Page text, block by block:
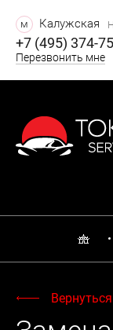
м Калужская
+7 (495) 374-
Перезвонить мне